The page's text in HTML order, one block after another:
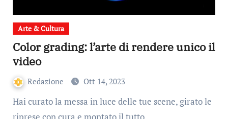
Arte & Cultura
Color grading: l’arte di rendere unico il
video
Redazione Ott 14, 2023
Hai curato la messa in luce delle tue scene, girato le